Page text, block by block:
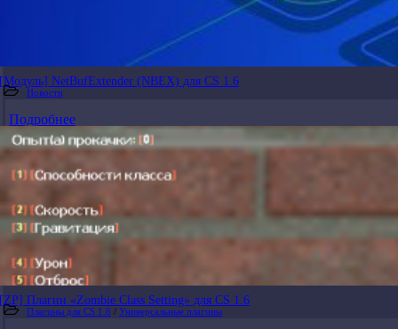
[Модуль] NetBufExtender (NBEX) для CS 1.6
Новости
Подробнее
[ZP] Плагин «Zombie Class Setting» для CS 1.6
Плагины для CS 1.6 / Универсальные плагины